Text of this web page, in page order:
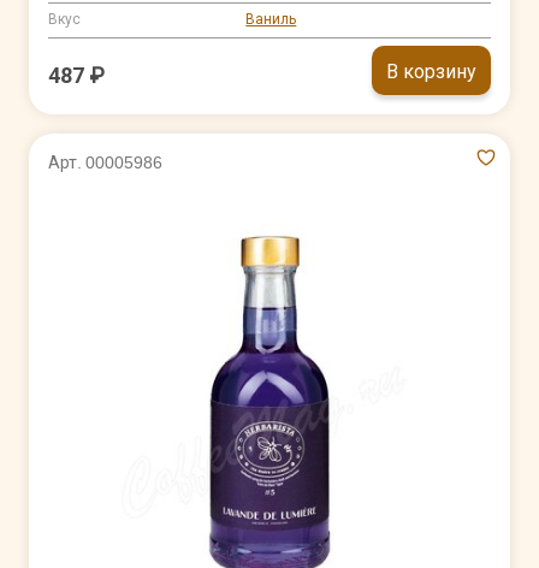
Вкус Ваниль
487 ₽ В корзину
Арт. 00005986